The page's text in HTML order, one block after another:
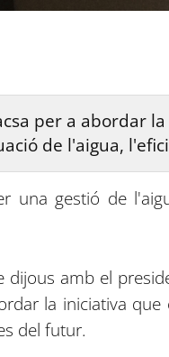
per a abordar
de l'aigua,
una gestió de
amb el
la iniciativa
del futur.